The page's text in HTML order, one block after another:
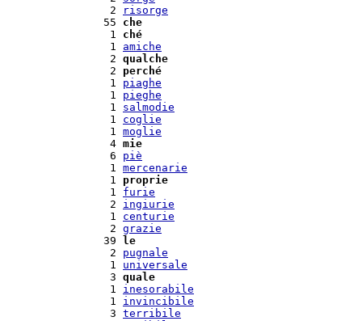
  2
risorge
55 che
  1
ché
  1
amiche
  2
qualche
  2
perché
  1
piaghe
  1
pieghe
  1
salmodie
  1
coglie
  1
moglie
  4
mie
  6
piè
  1
mercenarie
  1
proprie
  1
furie
  2
ingiurie
  1
centurie
  2
grazie
39
le
  2
pugnale
  1
universale
  3
quale
  1
inesorabile
  1
invincibile
  3
terribile